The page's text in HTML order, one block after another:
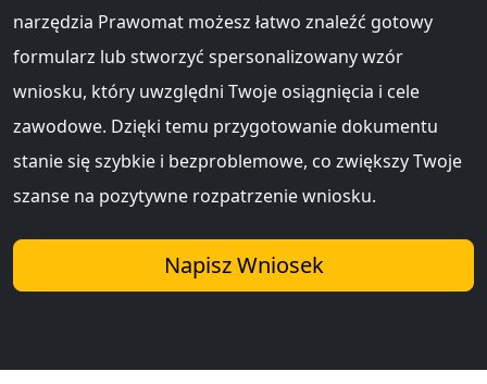
narzędzia Prawomat możesz łatwo znaleźć gotowy
formularz lub stworzyć spersonalizowany wzór
wniosku, który uwzględni Twoje osiągnięcia i cele
zawodowe. Dzięki temu przygotowanie dokumentu
stanie się szybkie i bezproblemowe, co zwiększy Twoje
szanse na pozytywne rozpatrzenie wniosku.
Napisz Wniosek